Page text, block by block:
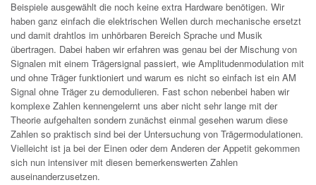
Beispiele ausgewählt die noch keine extra Hardware benötigen. Wir
haben ganz einfach die elektrischen Wellen durch mechanische ersetzt
und damit drahtlos im unhörbaren Bereich Sprache und Musik
übertragen. Dabei haben wir erfahren was genau bei der Mischung von
Signalen mit einem Trägersignal passiert, wie Amplitudenmodulation mit
und ohne Träger funktioniert und warum es nicht so einfach ist ein AM
Signal ohne Träger zu demodulieren. Fast schon nebenbei haben wir
komplexe Zahlen kennengelernt uns aber nicht sehr lange mit der
Theorie aufgehalten sondern zunächst einmal gesehen warum diese
Zahlen so praktisch sind bei der Untersuchung von Trägermodulationen.
Vielleicht ist ja bei der Einen oder dem Anderen der Appetit gekommen
sich nun intensiver mit diesen bemerkenswerten Zahlen
auseinanderzusetzen.